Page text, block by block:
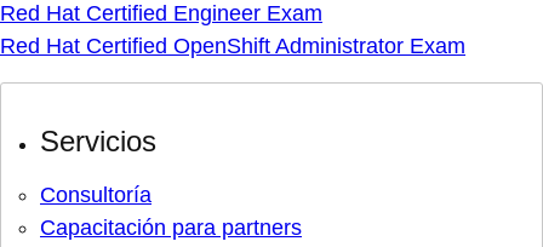
Red Hat Certified Engineer Exam
Red Hat Certified OpenShift Administrator Exam
Servicios
Consultoría
Capacitación para partners